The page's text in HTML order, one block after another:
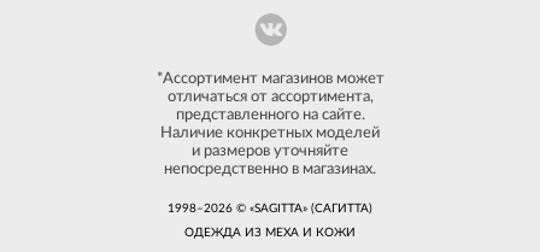
*Ассортимент магазинов может
отличаться от ассортимента,
представленного на сайте.
Наличие конкретных моделей
и размеров уточняйте
непосредственно в магазинах.
1998–2026 © «SAGITTA» (САГИТТА)
ОДЕЖДА ИЗ МЕХА И КОЖИ